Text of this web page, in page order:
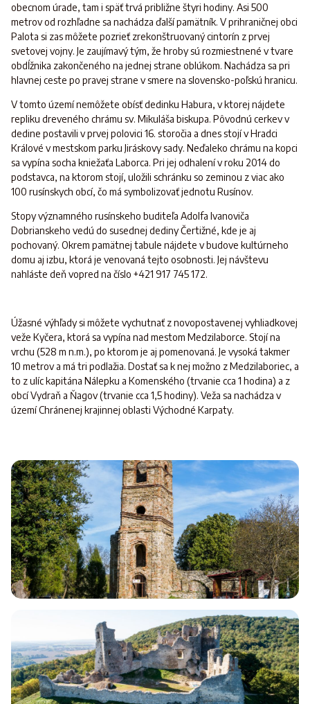
obecnom úrade, tam i späť trvá približne štyri hodiny. Asi 500
metrov od rozhľadne sa nachádza ďalší pamätník. V prihraničnej obci
Palota si zas môžete pozrieť zrekonštruovaný cintorín z prvej
svetovej vojny. Je zaujímavý tým, že hroby sú rozmiestnené v tvare
obdĺžnika zakončeného na jednej strane oblúkom. Nachádza sa pri
hlavnej ceste po pravej strane v smere na slovensko-poľskú hranicu.
V tomto území nemôžete obísť dedinku Habura, v ktorej nájdete
repliku dreveného chrámu sv. Mikuláša biskupa. Pôvodnú cerkev v
dedine postavili v prvej polovici 16. storočia a dnes stojí v Hradci
Králové v mestskom parku Jiráskovy sady. Neďaleko chrámu na kopci
sa vypína socha kniežaťa Laborca. Pri jej odhalení v roku 2014 do
podstavca, na ktorom stojí, uložili schránku so zeminou z viac ako
100 rusínskych obcí, čo má symbolizovať jednotu Rusínov.
Stopy významného rusínskeho buditeľa Adolfa Ivanoviča
Dobrianskeho vedú do susednej dediny Čertižné, kde je aj
pochovaný. Okrem pamätnej tabule nájdete v budove kultúrneho
domu aj izbu, ktorá je venovaná tejto osobnosti. Jej návštevu
nahláste deň vopred na číslo +421 917 745 172.
Úžasné výhľady si môžete vychutnať z novopostavenej vyhliadkovej
veže Kyčera, ktorá sa vypína nad mestom Medzilaborce. Stojí na
vrchu (528 m n.m.), po ktorom je aj pomenovaná. Je vysoká takmer
10 metrov a má tri podlažia. Dostať sa k nej možno z Medzilaboriec, a
to z ulíc kapitána Nálepku a Komenského (trvanie cca 1 hodina) a z
obcí Vydraň a Ňagov (trvanie cca 1,5 hodiny). Veža sa nachádza v
území Chránenej krajinnej oblasti Východné Karpaty.